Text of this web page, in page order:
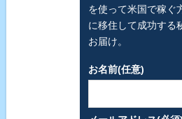
を使って米国で稼ぐ
に移住して成功する
お届け。
お名前(任意)